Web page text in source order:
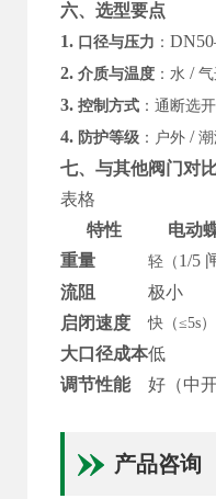
六、选型要点
1. 口径与压力 ：
2. 介质与温度 ：水 /
3. 控制方式 ：通断选
4. 防护等级 ：户外 /
七、与其他阀门对
表格
特性
电动
重量
轻（ 1/5
流阻
极小
启闭速度
快（≤5s）
大口径成本低
调节性能
好（中开
产品咨询